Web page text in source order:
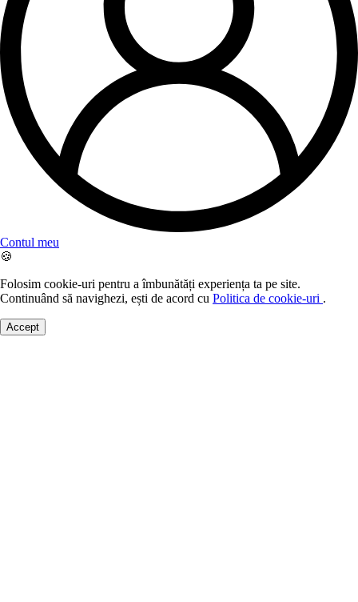
Contul meu
🍪
Folosim cookie-uri pentru a îmbunătăți experiența ta pe site.
Continuând să navighezi, ești de acord cu Politica de cookie-uri .
Accept